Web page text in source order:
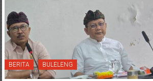
BERITA BULELENG